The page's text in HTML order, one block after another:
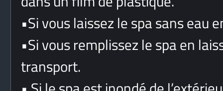
•Si vous laissez le spa sans eau
•Si vous remplissez le spa en
transport.